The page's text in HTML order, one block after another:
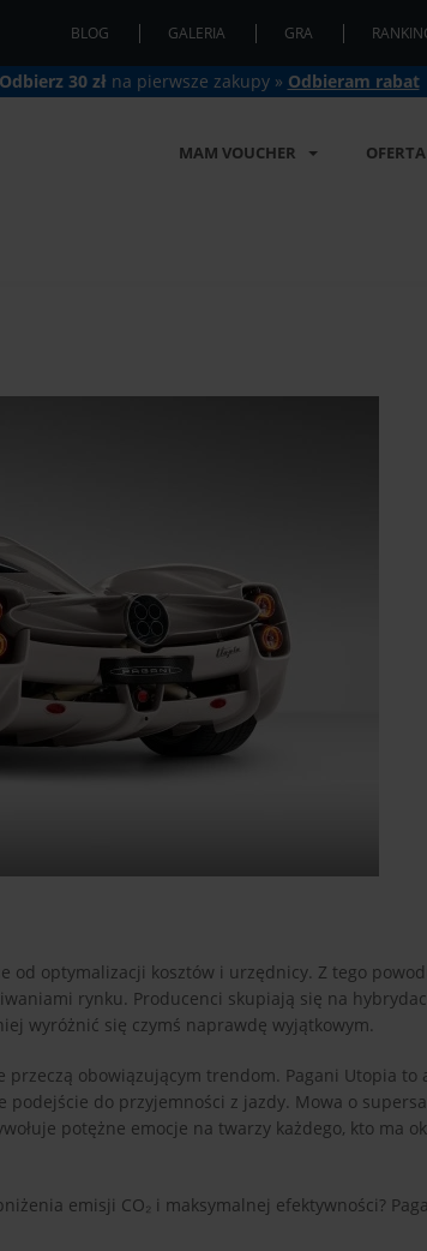
BLOG GALERIA GRA
Odbierz 30 zł na pierwsze zakupy » Odbieram rabat
MAM VOUCHER OFERTA
od optymalizacji kosztów i urzędnicy. Z tego
rynku. Producenci skupiają się na
wyróżnić się czymś naprawdę wyjątkowym.
obowiązującym trendom. Pagani Utopia to
do przyjemności z jazdy. Mowa o
potężne emocje na twarzy każdego, kto ma
emisji CO₂ i maksymalnej efektywności?